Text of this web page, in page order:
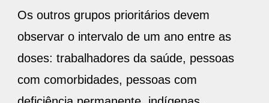
Os outros grupos prioritários devem
observar o intervalo de um ano entre as
doses: trabalhadores da saúde, pessoas
com comorbidades, pessoas com